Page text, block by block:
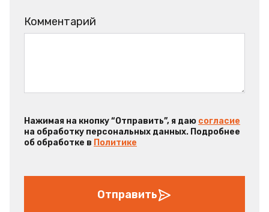
Комментарий
Нажимая на кнопку “Отправить”, я даю согласие
на обработку персональных данных. Подробнее
об обработке в Политике
Отправить